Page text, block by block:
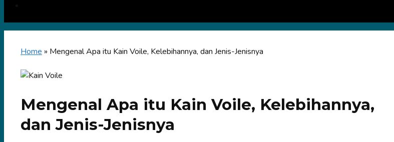
Home » Mengenal Apa itu Kain Voile, Kelebihannya, dan Jenis-Jenisnya
Mengenal Apa itu Kain Voile, Kelebihannya,
dan Jenis-Jenisnya